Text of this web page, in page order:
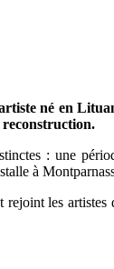
né en
reconstruction.
: une
à
rejoint les